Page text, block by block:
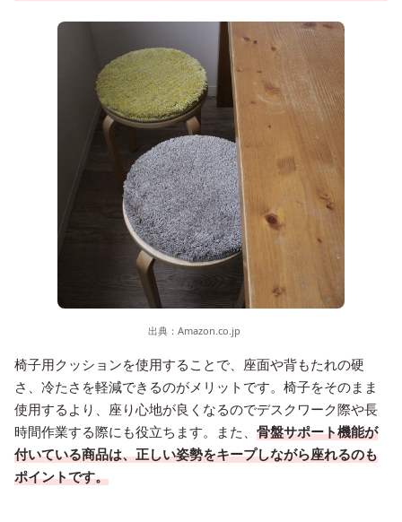
出典： Amazon.co.jp
椅子用クッションを使用することで、座面や背もたれの硬
さ、冷たさを軽減できるのがメリットです。椅子をそのまま
使用するより、座り心地が良くなるのでデスクワーク際や長
時間作業する際にも役立ちます。また、 骨盤サポート機能が
付いている商品は、正しい姿勢をキープしながら座れるのも
ポイントです。